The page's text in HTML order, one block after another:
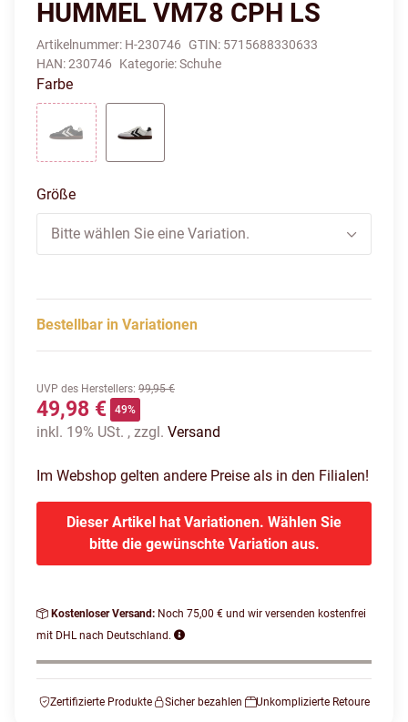
HUMMEL VM78 CPH LS
Artikelnummer: H-230746 GTIN: 5715688330633
HAN:230746 Kategorie:Schuhe
Farbe
Größe
Bitte wählen Sie eine Variation.
Bestellbar in Variationen
UVP des Herstellers: 99,95 €
49,98 € 49%
inkl. 19% USt. , zzgl. Versand
Im Webshop gelten andere Preise als in den Filialen!
Dieser Artikel hat Variationen. Wählen Sie
bitte die gewünschte Variation aus.
Kostenloser Versand: Noch 75,00 € und wir versenden kostenfrei
mit DHL nach Deutschland.
Zertifizierte Produkte Sicher bezahlen Unkomplizierte Retoure